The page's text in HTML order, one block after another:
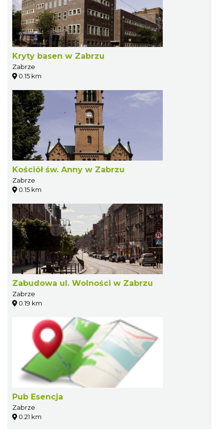
Kryty basen w Zabrzu
Zabrze
0.15 km
Kościół św. Anny w Zabrzu
Zabrze
0.15 km
Zabudowa ul. Wolności w Zabrzu
Zabrze
0.19 km
Pub Esencja
Zabrze
0.21 km